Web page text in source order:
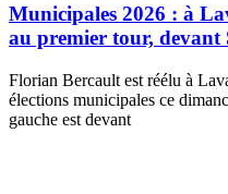
Municipales 2026 : à
au premier tour,
Florian Bercault est réélu à
élections municipales ce
gauche est devant